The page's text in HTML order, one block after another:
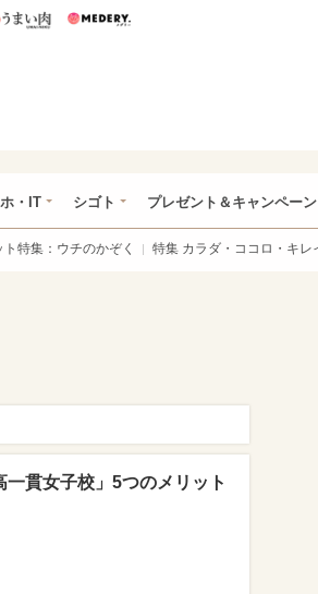
いパン うまい肉
・IT シゴト プレゼント＆キャンペーン
ト特集：ウチのかぞく 特集 カラダ・ココロ・キレ
貫女子校」5つのメリット